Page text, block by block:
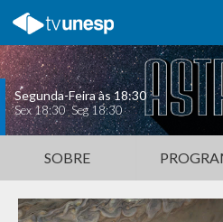
Segunda-Feira às 18:30
Sex 18:30 Seg 18:30
SOBRE